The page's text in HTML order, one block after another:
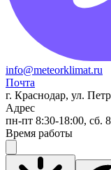
info@meteorklimat.ru
Почта
г. Краснодар, ул.
Адрес
пн-пт 8:30-18:00, сб.
Время работы